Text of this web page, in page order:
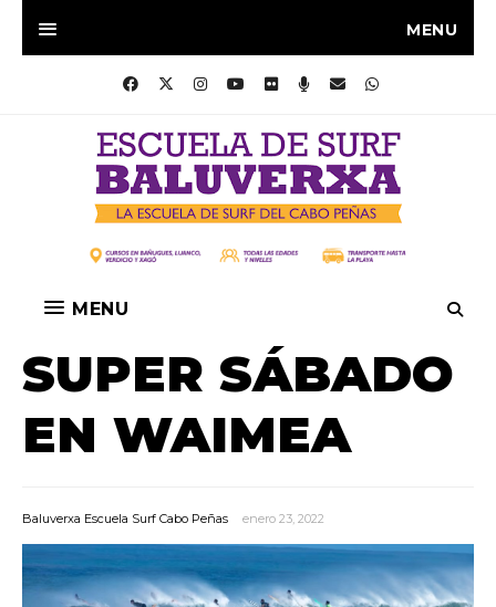
MENU
MENU
SUPER SÁBADO
EN WAIMEA
Baluverxa Escuela Surf Cabo Peñas enero 23, 2022